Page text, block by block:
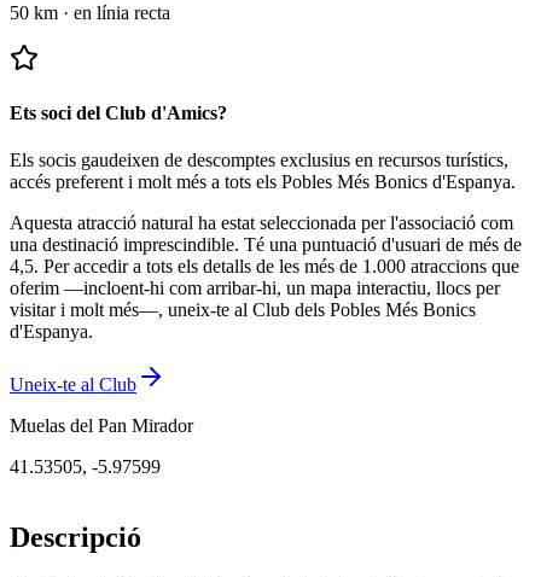
50 km · en línia recta
Ets soci del Club d'Amics?
Els socis gaudeixen de descomptes exclusius en recursos turístics,
accés preferent i molt més a tots els Pobles Més Bonics d'Espanya.
Aquesta atracció natural ha estat seleccionada per l'associació com
una destinació imprescindible. Té una puntuació d'usuari de més de
4,5. Per accedir a tots els detalls de les més de 1.000 atraccions que
oferim —incloent-hi com arribar-hi, un mapa interactiu, llocs per
visitar i molt més—, uneix-te al Club dels Pobles Més Bonics
d'Espanya.
Uneix-te al Club
Muelas del Pan Mirador
41.53505, -5.97599
Descripció